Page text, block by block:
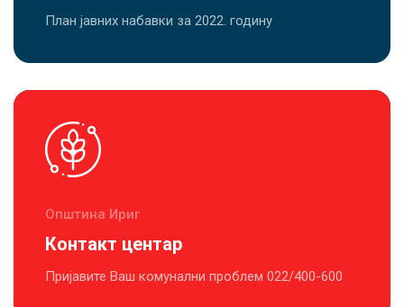
План јавних набавки за 2022. годину
Општина Ириг
Контакт центар
Пријавите Ваш комунални проблем 022/400-600